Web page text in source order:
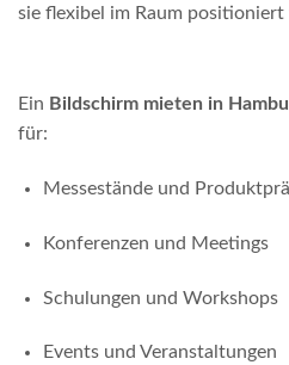
sie flexibel im Raum
Ein Bildschirm mieten in
für:
Messestände und
Konferenzen und Meetings
Schulungen und Workshops
Events und Veranstaltungen